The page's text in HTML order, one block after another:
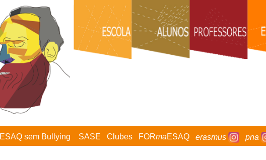
ESAQ sem Bullying SASE Clubes FORmaESAQ erasmus pna